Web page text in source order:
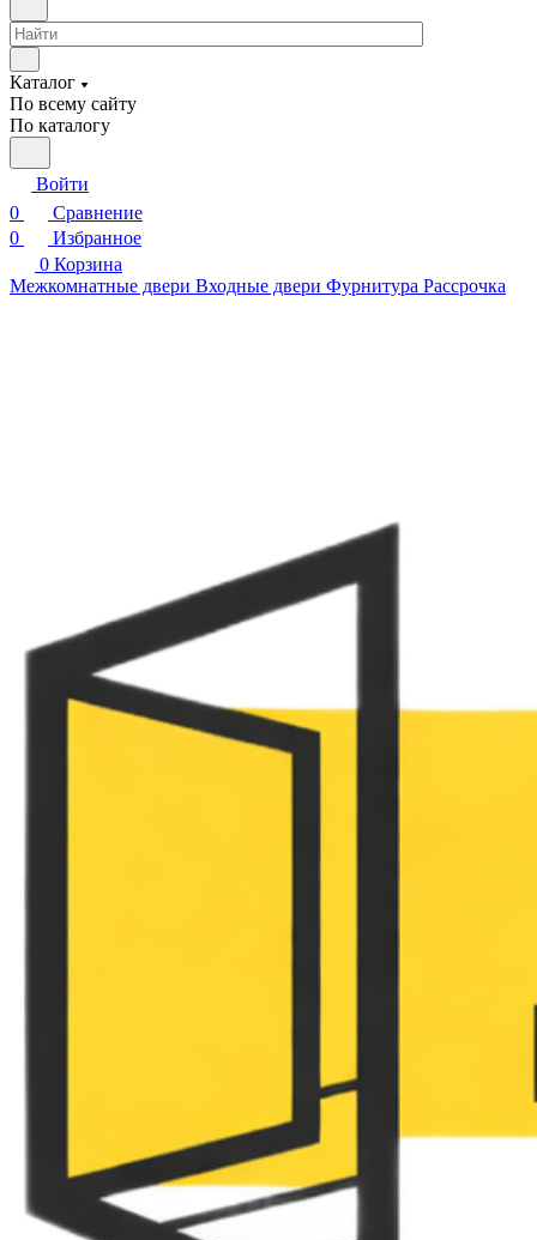
Каталог
По всему сайту
По каталогу
Войти
0
Сравнение
0
Избранное
0 Корзина
Межкомнатные двери Входные двери Фурнитура Рассрочка